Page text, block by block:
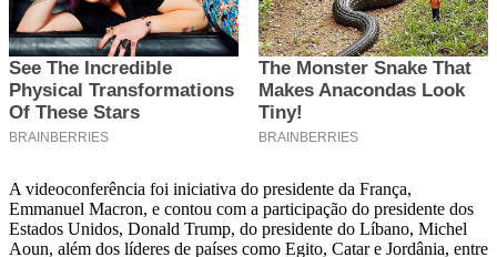
A videoconferência foi iniciativa do presidente da França,
Emmanuel Macron, e contou com a participação do presidente dos
Estados Unidos, Donald Trump, do presidente do Líbano, Michel
Aoun, além dos líderes de países como Egito, Catar e Jordânia, entre